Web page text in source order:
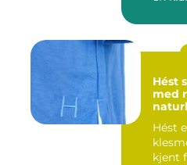
Hést skandinavisk mote
med
Hést
kjent